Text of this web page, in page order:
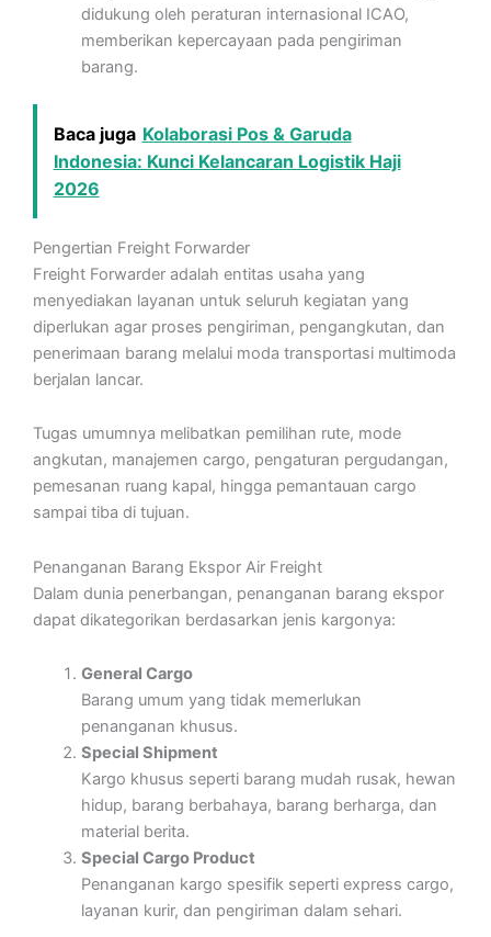
didukung oleh peraturan internasional ICAO,
memberikan kepercayaan pada pengiriman
barang.
Baca juga Kolaborasi Pos & Garuda
Indonesia: Kunci Kelancaran Logistik Haji
2026
Pengertian Freight Forwarder
Freight Forwarder adalah entitas usaha yang
menyediakan layanan untuk seluruh kegiatan yang
diperlukan agar proses pengiriman, pengangkutan, dan
penerimaan barang melalui moda transportasi multimoda
berjalan lancar.
Tugas umumnya melibatkan pemilihan rute, mode
angkutan, manajemen cargo, pengaturan pergudangan,
pemesanan ruang kapal, hingga pemantauan cargo
sampai tiba di tujuan.
Penanganan Barang Ekspor Air Freight
Dalam dunia penerbangan, penanganan barang ekspor
dapat dikategorikan berdasarkan jenis kargonya:
General Cargo
Barang umum yang tidak memerlukan
penanganan khusus.
Special Shipment
Kargo khusus seperti barang mudah rusak, hewan
hidup, barang berbahaya, barang berharga, dan
material berita.
Special Cargo Product
Penanganan kargo spesifik seperti express cargo,
layanan kurir, dan pengiriman dalam sehari.